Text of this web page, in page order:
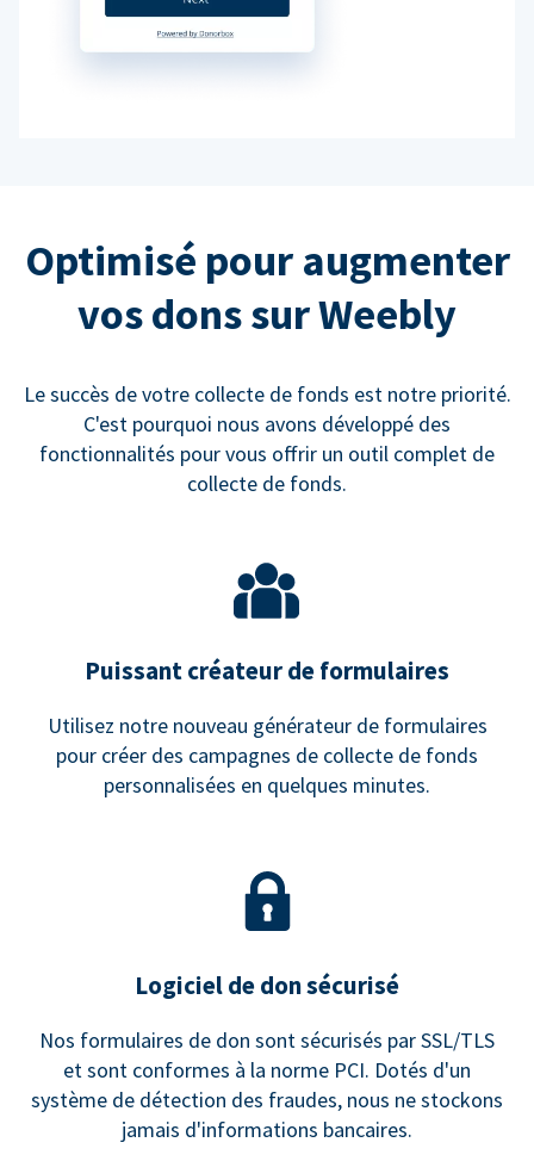
Optimisé pour augmenter
vos dons sur Weebly
Le succès de votre collecte de fonds est notre priorité.
C'est pourquoi nous avons développé des
fonctionnalités pour vous offrir un outil complet de
collecte de fonds.
Puissant créateur de formulaires
Utilisez notre nouveau générateur de formulaires
pour créer des campagnes de collecte de fonds
personnalisées en quelques minutes.
Logiciel de don sécurisé
Nos formulaires de don sont sécurisés par SSL/TLS
et sont conformes à la norme PCI. Dotés d'un
système de détection des fraudes, nous ne stockons
jamais d'informations bancaires.